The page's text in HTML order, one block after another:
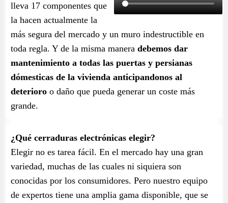
lleva 17 componentes que
la hacen actualmente la
más segura del mercado y un muro indestructible en
toda regla. Y de la misma manera debemos dar
mantenimiento a todas las puertas y persianas
dómesticas de la vivienda anticipandonos al
deterioro o daño que pueda generar un coste más
grande.
¿Qué cerraduras electrónicas elegir?
Elegir no es tarea fácil. En el mercado hay una gran
variedad, muchas de las cuales ni siquiera son
conocidas por los consumidores. Pero nuestro equipo
de expertos tiene una amplia gama disponible, que se